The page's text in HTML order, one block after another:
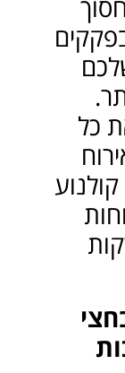
כל